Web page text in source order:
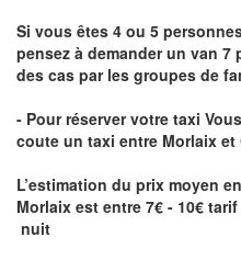
Si vous êtes 4 ou 5
pensez à demander un van
des cas par les groupes de
- Pour réserver votre taxi
coute un taxi entre Morlaix et
L’estimation du prix moyen
Morlaix est entre 7€ - 10€
nuit